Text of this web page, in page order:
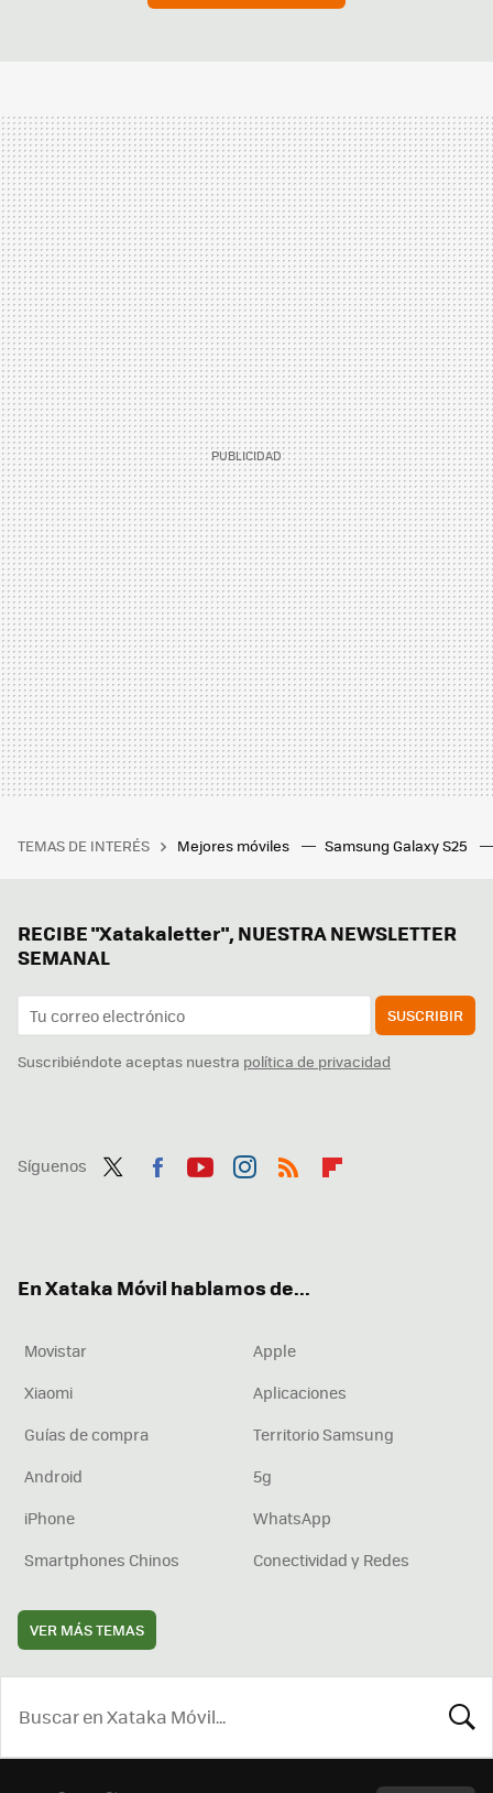
TEMAS DE INTERÉS Mejores móviles Samsung Galaxy S25
RECIBE "Xatakaletter", NUESTRA NEWSLETTER
SEMANAL
SUSCRIBIR
Suscribiéndote aceptas nuestra política de privacidad
Síguenos
En Xataka Móvil hablamos de...
Movistar
Apple
Xiaomi
Aplicaciones
Guías de compra
Territorio Samsung
Android
5g
iPhone
WhatsApp
Smartphones Chinos
Conectividad y Redes
VER MÁS TEMAS